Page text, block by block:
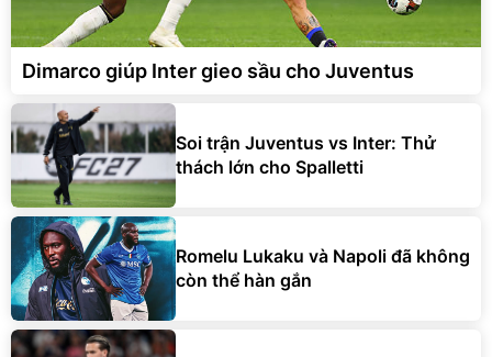
Dimarco giúp Inter gieo sầu cho Juventus
Soi trận Juventus vs Inter: Thử
thách lớn cho Spalletti
Romelu Lukaku và Napoli đã không
còn thể hàn gắn